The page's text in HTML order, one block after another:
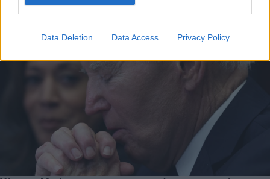
Data Deletion Data Access Privacy Policy